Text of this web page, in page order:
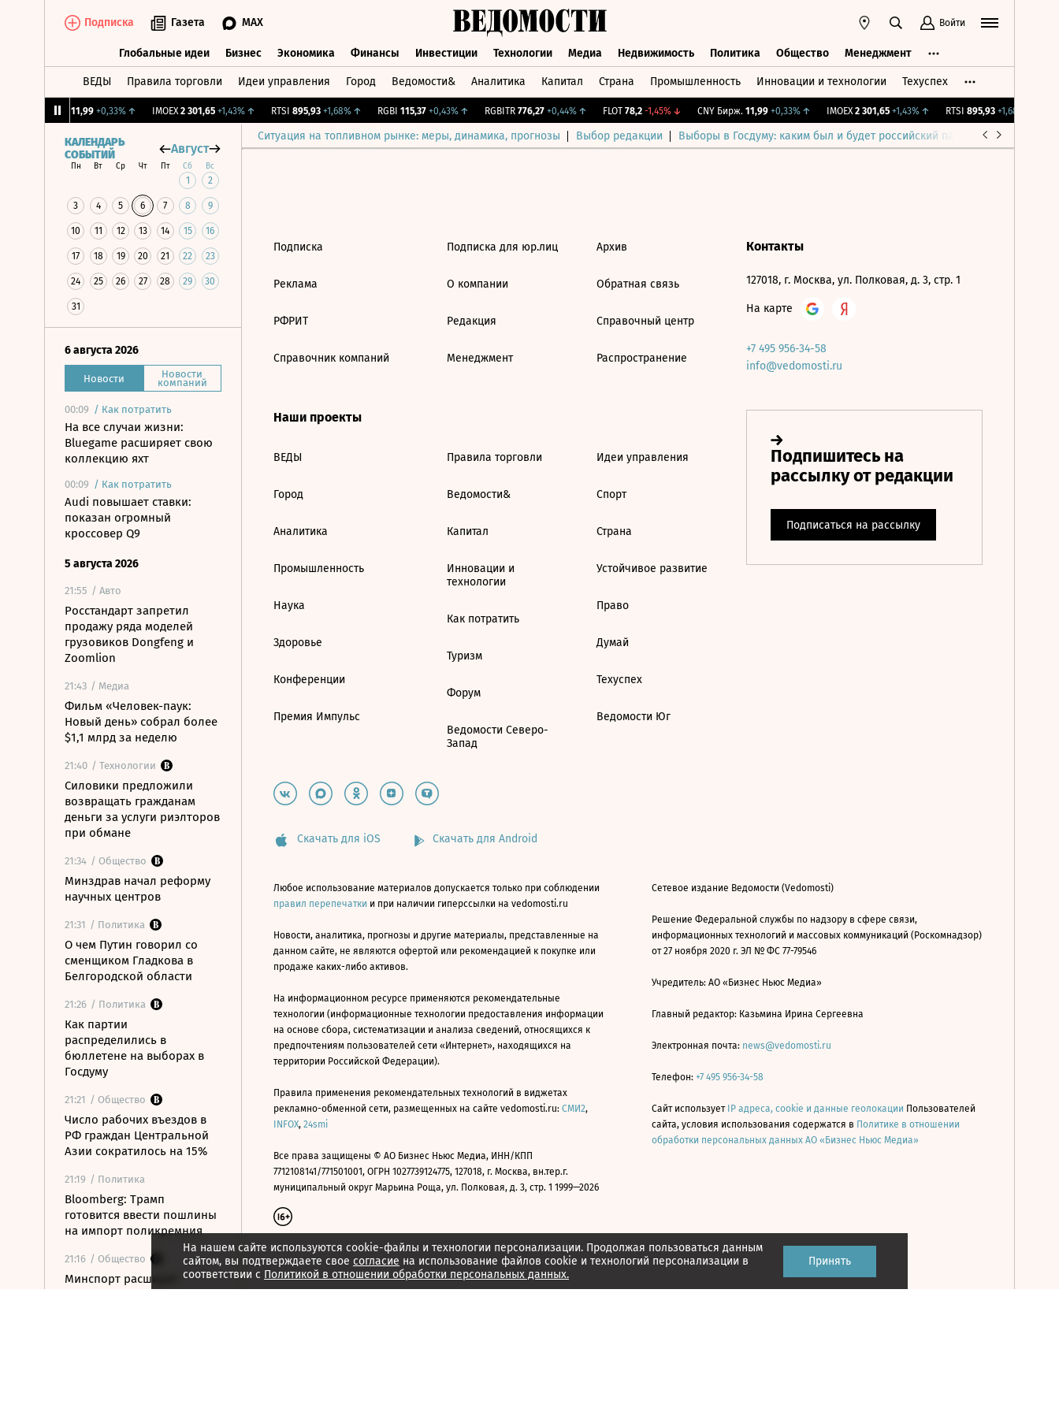
Подписка Газета MAX Войти
Глобальные идеи Бизнес Экономика Финансы Инвестиции Технологии Медиа Недвижимость Политика Общество Менеджмент
ВЕДЫ Правила торговли Идеи управления Город Ведомости& Аналитика Капитал Страна Промышленность Инновации и технологии Техуспех
11,99 +0,33%↑ IMOEX 2 301,65 +1,43%↑ RTSI 895,93 +1,68%↑ RGBI 115,37 +0,43%↑ RGBITR 776,27 +0,44%↑ FLOT 78,2 -1,45%↓ CNY Бирж. 11,99 +0,33%↑ IMOEX 2 301,65 +1,43%↑ RTSI 895,93 +1,68%
Ситуация на топливном рынке: меры, динамика, прогнозы Выбор редакции Выборы в Госдуму: каким был и будет российский парламент
КАЛЕНДАРЬ
СОБЫТИЙ
Август
Пн Вт Ср Чт Пт Сб Вс
1 2
3 4 5 6 7 8 9
10 11 12 13 14 15 16
17 18 19 20 21 22 23
24 25 26 27 28 29 30
31
6 августа 2026
Новости Новости
компаний
00:09 / Как потратить
На все случаи жизни:
Bluegame расширяет свою
коллекцию яхт
00:09 / Как потратить
Audi повышает ставки:
показан огромный
кроссовер Q9
5 августа 2026
21:55 / Авто
Росстандарт запретил
продажу ряда моделей
грузовиков Dongfeng и
Zoomlion
21:43 / Медиа
Фильм «Человек-паук:
Новый день» собрал более
$1,1 млрд за неделю
21:40 / Технологии
Силовики предложили
возвращать гражданам
деньги за услуги риэлторов
при обмане
21:34 / Общество
Минздрав начал реформу
научных центров
21:31 / Политика
О чем Путин говорил со
сменщиком Гладкова в
Белгородской области
21:26 / Политика
Как партии
распределились в
бюллетене на выборах в
Госдуму
21:21 / Общество
Число рабочих въездов в
РФ граждан Центральной
Азии сократилось на 15%
21:19 / Политика
Bloomberg: Трамп
готовится ввести пошлины
на импорт поликремния
21:16 / Общество
Минспорт расширит
На нашем сайте используются cookie-файлы и технологии персонализации. Продолжая пользоваться данным
сайтом, вы подтверждаете свое согласие на использование файлов cookie и технологий персонализации в
соответствии с Политикой в отношении обработки персональных данных.
Принять
Подписка
Реклама
РФРИТ
Справочник компаний
Подписка для юр.лиц
О компании
Редакция
Менеджмент
Архив
Обратная связь
Справочный центр
Распространение
Наши проекты
ВЕДЫ
Город
Аналитика
Промышленность
Наука
Здоровье
Конференции
Премия Импульс
Правила торговли
Ведомости&
Капитал
Инновации и
технологии
Как потратить
Туризм
Форум
Ведомости Северо-
Запад
Идеи управления
Спорт
Страна
Устойчивое развитие
Право
Думай
Техуспех
Ведомости Юг
Контакты
127018, г. Москва, ул. Полковая, д. 3, стр. 1
На карте
+7 495 956-34-58
info@vedomosti.ru
Скачать для iOS Скачать для Android
Любое использование материалов допускается только при соблюдении
правил перепечатки и при наличии гиперссылки на vedomosti.ru
Новости, аналитика, прогнозы и другие материалы, представленные на
данном сайте, не являются офертой или рекомендацией к покупке или
продаже каких-либо активов.
На информационном ресурсе применяются рекомендательные
технологии (информационные технологии предоставления информации
на основе сбора, систематизации и анализа сведений, относящихся к
предпочтениям пользователей сети «Интернет», находящихся на
территории Российской Федерации).
Правила применения рекомендательных технологий в виджетах
рекламно-обменной сети, размещенных на сайте vedomosti.ru: СМИ2,
INFOX, 24smi
Все права защищены © АО Бизнес Ньюс Медиа, ИНН/КПП
7712108141/771501001, ОГРН 1027739124775, 127018, г. Москва, вн.тер.г.
муниципальный округ Марьина Роща, ул. Полковая, д. 3, стр. 1 1999—2026
Сетевое издание Ведомости (Vedomosti)
Решение Федеральной службы по надзору в сфере связи,
информационных технологий и массовых коммуникаций (Роскомнадзор)
от 27 ноября 2020 г. ЭЛ № ФС 77-79546
Учредитель: АО «Бизнес Ньюс Медиа»
Главный редактор: Казьмина Ирина Сергеевна
Электронная почта: news@vedomosti.ru
Телефон: +7 495 956-34-58
Сайт использует IP адреса, cookie и данные геолокации Пользователей
сайта, условия использования содержатся в Политике в отношении
обработки персональных данных АО «Бизнес Ньюс Медиа»